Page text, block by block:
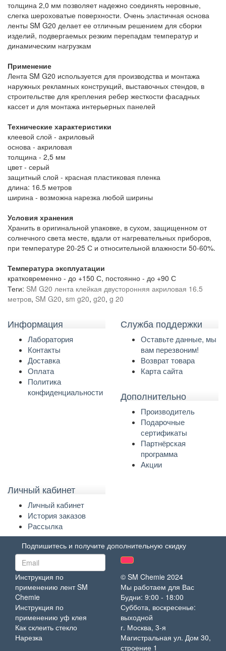
толщина 2,0 мм позволяет надежно соединять неровные,
слегка шероховатые поверхности. Очень эластичная основа
ленты SM G20 делает ее отличным решением для сборки
изделий, подвергаемых резким перепадам температур и
динамическим нагрузкам
Применение
Лента SM G20 используется для производства и монтажа
наружных рекламных конструкций, выставочных стендов, в
строительстве для крепления ребер жесткости фасадных
кассет и для монтажа интерьерных панелей
Технические характеристики
клеевой слой - акриловый
основа - акриловая
толщина - 2,5 мм
цвет - серый
защитный слой - красная пластиковая пленка
длина: 16.5 метров
ширина - возможна нарезка любой ширины
Условия хранения
Хранить в оригинальной упаковке, в сухом, защищенном от
солнечного света месте, вдали от нагревательных приборов,
при температуре 20-25 С и относительной влажности 50-60%.
Температура эксплуатации
кратковременно - до +150 С, постоянно - до +90 С
Теги: SM G20 лента клейкая двусторонняя акриловая 16.5
метров, SM G20, sm g20, g20, g 20
Информация
Лаборатория
Контакты
Доставка
Оплата
Политика
конфиденциальности
Служба поддержки
Оставьте данные, мы
вам перезвоним!
Возврат товара
Карта сайта
Дополнительно
Производитель
Подарочные
сертификаты
Партнёрская
программа
Акции
Личный кабинет
Личный кабинет
История заказов
Рассылка
Подпишитесь и получите дополнительную скидку
Инструкция по
применению лент SM
Chemie
Инструкция по
применению уф клея
Как склеить стекло
Нарезка
© SM Chemie 2024
Мы работаем для Вас
Будни: 9:00 - 18:00
Суббота, воскресенье:
выходной
г. Москва, 3-я
Магистральная ул. Дом 30,
строение 1